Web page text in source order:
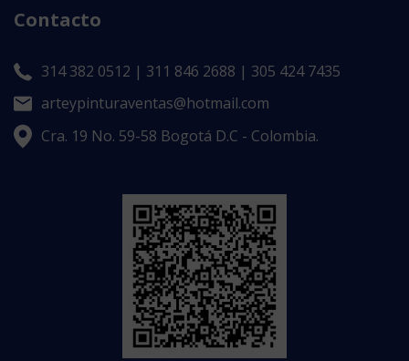
Contacto
314 382 0512 | 311 846 2688 | 305 424 7435
arteypinturaventas@hotmail.com
Cra. 19 No. 59-58 Bogotá D.C - Colombia.